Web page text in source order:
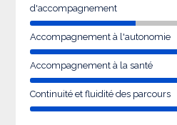
d'accompagnement
Accompagnement à l'autonomie
Accompagnement à la santé
Continuité et fluidité des parcours